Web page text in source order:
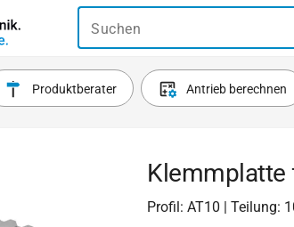
Suchen
Produktberater Antrieb berechnen
Klemmplatte
Profil: AT10 | Teilung: